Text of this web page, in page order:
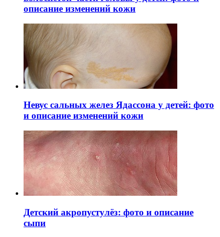
описание изменений кожи
Невус сальных желез Ядассона у детей: фото
и описание изменений кожи
Детский акропустулёз: фото и описание
сыпи